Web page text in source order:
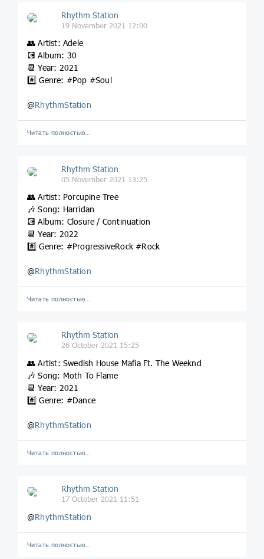
Rhythm Station
19 November 2021 12:00
👥 Artist: Adele
💽 Album: 30
📆 Year: 2021
#️⃣ Genre: #Pop #Soul
@RhythmStation
Читать полностью…
Rhythm Station
05 November 2021 13:25
👥 Artist: Porcupine Tree
🎶 Song: Harridan
💽 Album: Closure / Continuation
📆 Year: 2022
#️⃣ Genre: #ProgressiveRock #Rock
@RhythmStation
Читать полностью…
Rhythm Station
26 October 2021 15:25
👥 Artist: Swedish House Mafia Ft. The Weeknd
🎶 Song: Moth To Flame
📆 Year: 2021
#️⃣ Genre: #Dance
@RhythmStation
Читать полностью…
Rhythm Station
17 October 2021 11:51
@RhythmStation
Читать полностью…